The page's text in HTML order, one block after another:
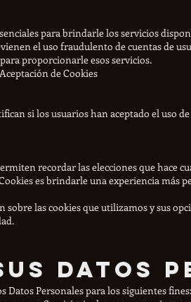
para brindarle los servicios
el uso fraudulento de cuentas de
proporcionarle esos servicios.
de Cookies
si los usuarios han aceptado el uso
recordar las elecciones que hace
es brindarle una experiencia más
las cookies que utilizamos y sus
datos
Datos Personales para los siguientes fines: